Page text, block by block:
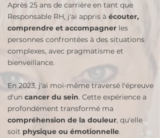
Après 25 ans de carrière en tant que
Responsable RH, j'ai appris à écouter,
comprendre et accompagner les
personnes confrontées à des situations
complexes, avec pragmatisme et
bienveillance.
En 2023, j'ai moi-même traversé l'épreuve
d'un cancer du sein. Cette expérience a
profondément transformé ma
compréhension de la douleur, qu'elle
soit physique ou émotionnelle.